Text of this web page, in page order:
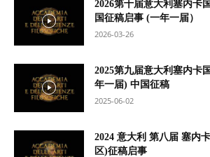
2026第十届意大利塞内卡
国征稿启事 (一年一届）
2026-03-26
2025第九届意大利塞内卡
年一届) 中国征稿
2025-06-02
2024 意大利 第八届 塞内
区)征稿启事